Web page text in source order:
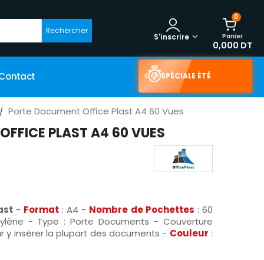
Rechercher
0
Panier
0,000 DT
S'inscrire
SPÉCIALE ÉTÉ
Porte Document Office Plast A4 60 Vues
PLAST A4 60 VUES
- Format : A4 - Nombre de Pochettes : 60
- Type : Porte Documents - Couverture
y insérer la plupart des documents - Couleur :